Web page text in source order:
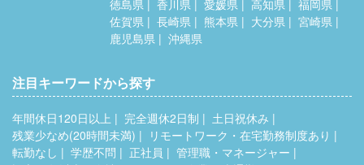
徳島県
香川県 愛媛県 高知県
福岡県
佐賀県
長崎県 熊本県 大分県
宮崎県
鹿児島県
沖縄県
注目キーワードから探す
年間休日120日以上 完全週休2日制
土日祝休み
残業少なめ(20時間未満)
リモートワーク・在宅勤務制度あり
転勤なし
学歴不問 正社員
管理職・マネージャー